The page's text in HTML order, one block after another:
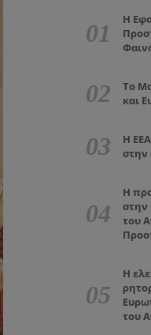
Η
Το
και
Η
στην
Η
στην
του
Η
του